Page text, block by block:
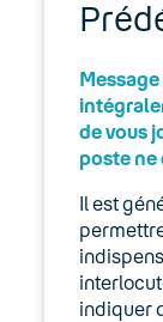
de vous
poste ne
Il est
indiquer